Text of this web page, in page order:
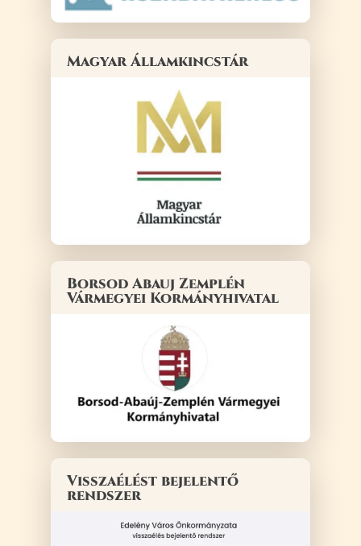
Magyar Államkincstár
Borsod Abauj Zemplén
Vármegyei Kormányhivatal
Visszaélést bejelentő
rendszer